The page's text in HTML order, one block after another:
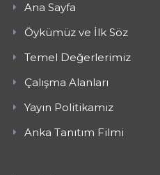
Ana Sayfa
Öykümüz ve İlk Söz
Temel Değerlerimiz
Çalışma Alanları
Yayın Politikamız
Anka Tanıtım Filmi